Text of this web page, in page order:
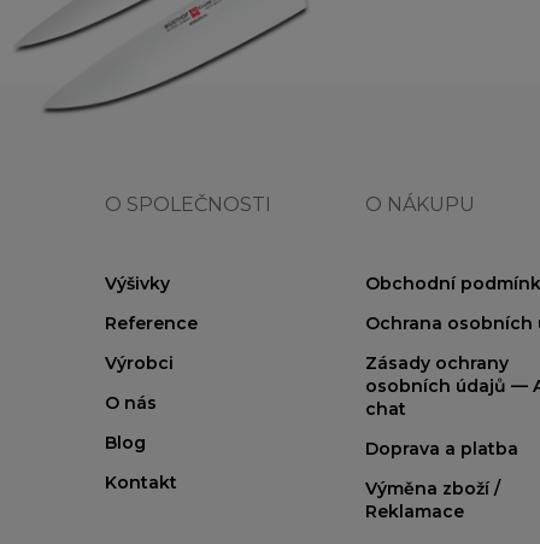
O SPOLEČNOSTI
Výšivky
Reference
Výrobci
O nás
Blog
Kontakt
O NÁKUPU
Obchodní
Ochrana osobních
Zásady ochrany
osobních údajů —
chat
Doprava a platba
Výměna zboží /
Reklamace